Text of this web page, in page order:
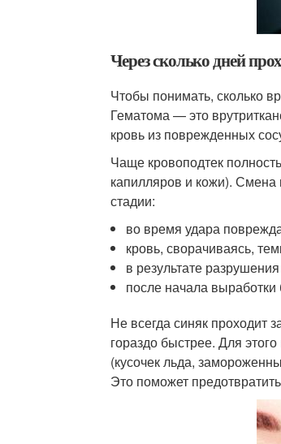
Через сколько дней
Чтобы понимать, сколько
Гематома — это
кровь из поврежденных
Чаще кровоподтек
капилляров и кожи). Смена
стадии:
во время удара
кровь, сворачиваясь,
в результате
после начала выработки
Не всегда синяк проходит
гораздо быстрее. Для
(кусочек льда,
Это поможет